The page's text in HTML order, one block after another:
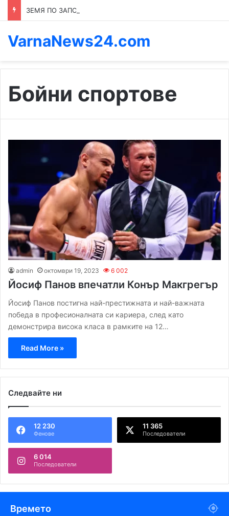
VarnaNews24.com
Бойни спортове
admin октомври 19, 2023 6 002
Йосиф Панов впечатли Конър Макгрегър
Йосиф Панов постигна най-престижната и най-важната
победа в професионалната си кариера, след като
демонстрира висока класа в рамките на 12…
Read More »
Следвайте ни
12 230
Фенове
11 365
Последователи
6 014
Последователи
Времето